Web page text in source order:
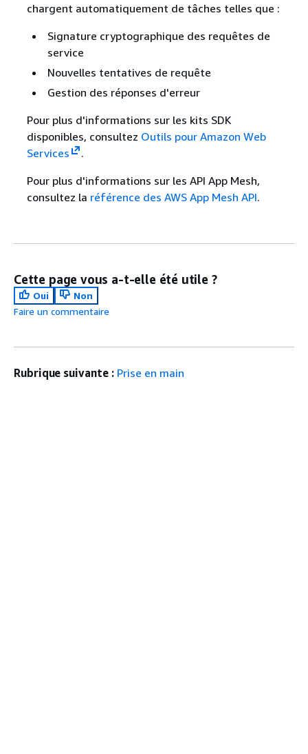
chargent automatiquement de tâches telles que :
Signature cryptographique des requêtes de
service
Nouvelles tentatives de requête
Gestion des réponses d'erreur
Pour plus d'informations sur les kits SDK
disponibles, consultez Outils pour Amazon Web
Services
.
Pour plus d'informations sur les API App Mesh,
consultez la référence des AWS App Mesh API.
Cette page vous a-t-elle été utile ?
Oui
Non
Faire un commentaire
Rubrique suivante : Prise en main